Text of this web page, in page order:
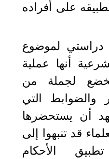
على أفراده
دراستي لموضوع
أنها عملية
لجملة من
والضوابط التي
أن يستحضرها
قد تنبهوا إلى
الأحكام